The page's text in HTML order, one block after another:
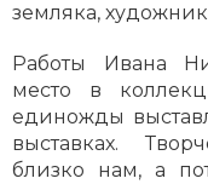
земляка,
Работы Ивана
место в
единожды
выставках.
близко нам, а